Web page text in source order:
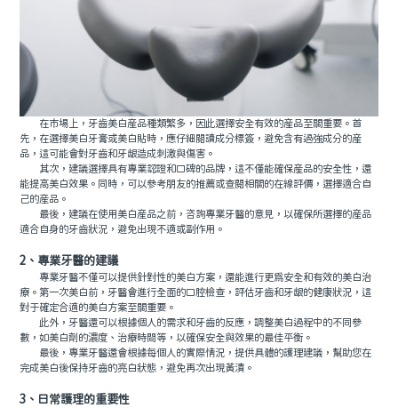
在市場上，牙齒美白産品種類繁多，因此選擇安全有效的産品至關重要。首
先，在選擇美白牙膏或美白貼時，應仔細閱讀成分標簽，避免含有過強成分的産
品，這可能會對牙齒和牙龈造成刺激與傷害。
其次，建議選擇具有專業認證和口碑的品牌，這不僅能確保産品的安全性，還
能提高美白效果。同時，可以參考朋友的推薦或查閱相關的在線評價，選擇適合自
己的産品。
最後，建議在使用美白産品之前，咨詢專業牙醫的意見，以確保所選擇的産品
適合自身的牙齒狀況，避免出現不適或副作用。
2、專業牙醫的建議
專業牙醫不僅可以提供針對性的美白方案，還能進行更爲安全和有效的美白治
療。第一次美白前，牙醫會進行全面的口腔檢查，評估牙齒和牙龈的健康狀況，這
對于確定合適的美白方案至關重要。
此外，牙醫還可以根據個人的需求和牙齒的反應，調整美白過程中的不同參
數，如美白劑的濃度、治療時間等，以確保安全與效果的最佳平衡。
最後，專業牙醫還會根據每個人的實際情況，提供具體的護理建議，幫助您在
完成美白後保持牙齒的亮白狀態，避免再次出現黃漬。
3、日常護理的重要性